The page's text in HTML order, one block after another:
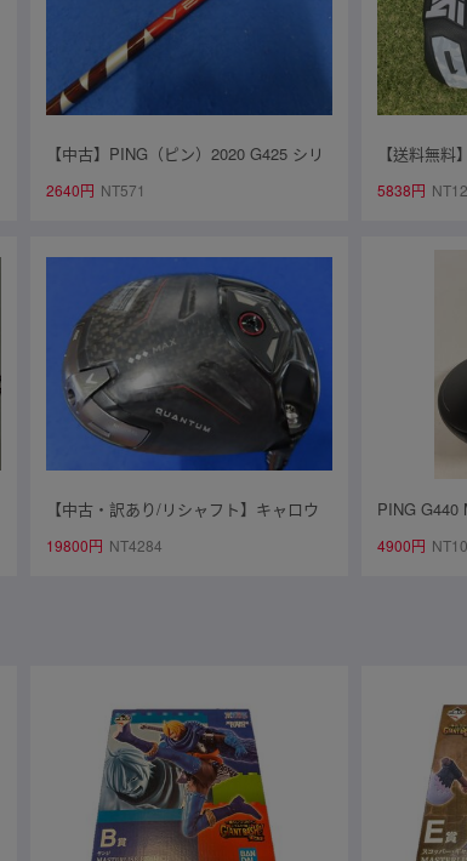
【中古】PING（ピン）2020 G425 シリ
ーズ ドライバー用シャフト単体※スリー
TR RED 5 Velocore
2640円 NT571
【送料無
ドライバー
5838円
【中古・訳あり/リシャフト】キャロウ
ェイ 2026 QUANTUMトリプルダイヤモ
19800円 NT4284
PING G440
B BLUE フ
4900円